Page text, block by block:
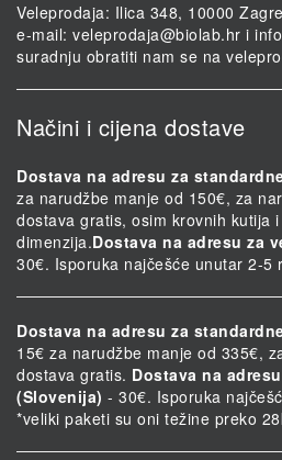
Veleprodaja: Ilica 348, 10000
e-mail: veleprodaja@biolab.hr i
suradnju obratiti nam se na
Načini i cijena dostave
Dostava na adresu za
za narudžbe manje od 150€, za
dostava gratis, osim krovnih kutija
dimenzija.Dostava na adresu za
30€. Isporuka najčešće unutar 2-5
Dostava na adresu za
15€ za narudžbe manje od 335€,
dostava gratis. Dostava na
(Slovenija) - 30€. Isporuka
*veliki paketi su oni težine preko